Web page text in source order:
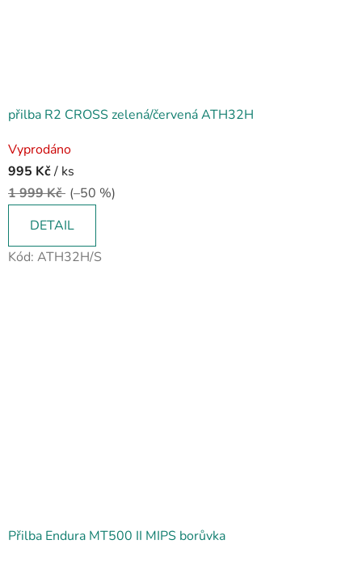
přilba R2 CROSS zelená/červená ATH32H
Vyprodáno
995 Kč/ ks
1 999 Kč (–50 %)
DETAIL
Kód: ATH32H/S
Přilba Endura MT500 II MIPS borůvka